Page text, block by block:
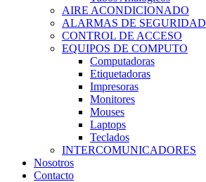
AIRE ACONDICIONADO
ALARMAS DE SEGURIDAD
CONTROL DE ACCESO
EQUIPOS DE COMPUTO
Computadoras
Etiquetadoras
Impresoras
Monitores
Mouses
Laptops
Teclados
INTERCOMUNICADORES
Nosotros
Contacto